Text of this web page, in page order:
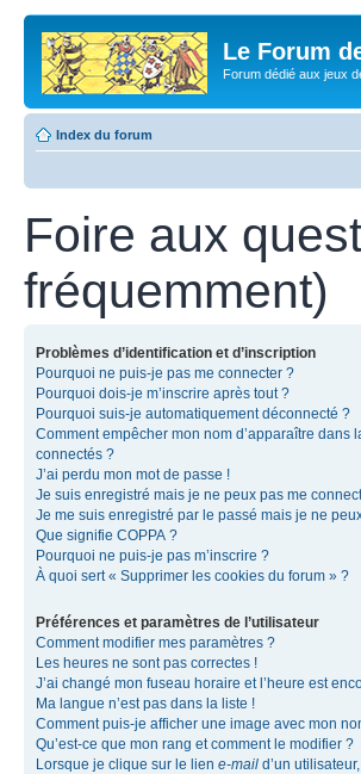
Le Forum
Forum dédié aux jeux
Index du forum
Foire aux
fréquemment)
Problèmes d’identification et d’inscription
Pourquoi ne puis-je pas me connecter ?
Pourquoi dois-je m’inscrire après tout ?
Pourquoi suis-je automatiquement déconnecté ?
Comment empêcher mon nom d’apparaître dans
connectés ?
J’ai perdu mon mot de passe !
Je suis enregistré mais je ne peux pas me
Je me suis enregistré par le passé mais je ne
Que signifie COPPA ?
Pourquoi ne puis-je pas m’inscrire ?
À quoi sert « Supprimer les cookies du forum » ?
Préférences et paramètres de l’utilisateur
Comment modifier mes paramètres ?
Les heures ne sont pas correctes !
J’ai changé mon fuseau horaire et l’heure est
Ma langue n’est pas dans la liste !
Comment puis-je afficher une image avec mon
Qu’est-ce que mon rang et comment le modifier ?
Lorsque je clique sur le lien e-mail d’un